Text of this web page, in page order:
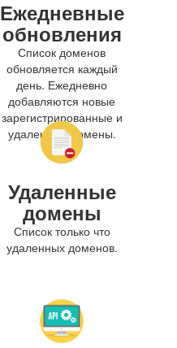
Ежедневные
обновления
Список доменов
обновляется каждый
день. Ежедневно
добавляются новые
зарегистрированные и
удаленные домены.
Удаленные
домены
Список только что
удаленных доменов.